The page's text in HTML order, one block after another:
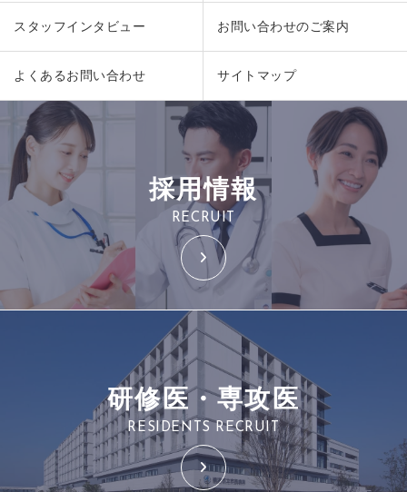
スタッフインタビュー お問い合わせのご案内
よくあるお問い合わせ サイトマップ
採用情報
RECRUIT
研修医・専攻医
RESIDENTS RECRUIT